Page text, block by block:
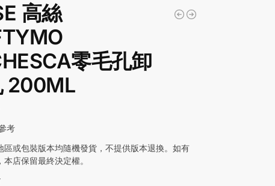
高絲
零毛孔卸
200ML
考
區或包裝版本均隨機發貨，不提供版本退換。如有
本店保留最終決定權。